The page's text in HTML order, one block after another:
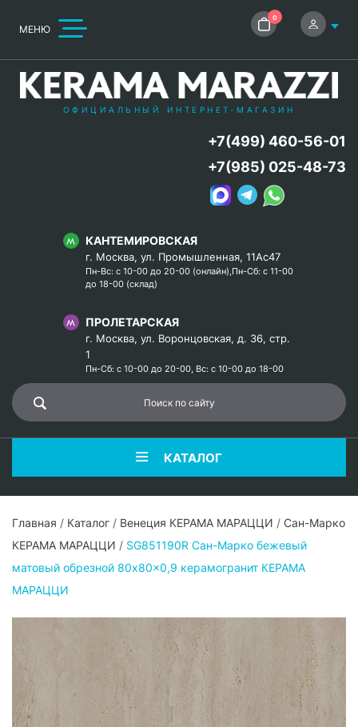
МЕНЮ
0
ОФИЦИАЛЬНЫЙ ИНТЕРНЕТ-МАГАЗИН
КАНТЕМИРОВСКАЯ
г. Москва, ул. Промышленная, 11Ас47
Пн-Вс: с 10-00 до 20-00 (онлайн),Пн-Сб: с 11-00
до 18-00 (склад)
ПРОЛЕТАРСКАЯ
г. Москва, ул. Воронцовская, д. 36, стр.
1
Пн-Сб: с 10-00 до 20-00, Вс: с 10-00 до 18-00
+7(499) 460-56-01
+7(985) 025-48-73
КАТАЛОГ
Главная / Каталог / Венеция КЕРАМА МАРАЦЦИ / Сан-Марко
КЕРАМА МАРАЦЦИ / SG851190R Сан-Марко бежевый
матовый обрезной 80x80x0,9 керамогранит КЕРАМА
МАРАЦЦИ